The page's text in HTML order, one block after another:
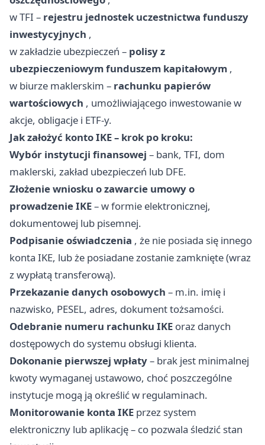
w TFI – rejestru jednostek uczestnictwa funduszy
inwestycyjnych ,
w zakładzie ubezpieczeń – polisy z
ubezpieczeniowym funduszem kapitałowym ,
w biurze maklerskim – rachunku papierów
wartościowych , umożliwiającego inwestowanie w
akcje, obligacje i ETF-y.
Jak założyć konto IKE – krok po kroku:
Wybór instytucji finansowej – bank, TFI, dom
maklerski, zakład ubezpieczeń lub DFE.
Złożenie wniosku o zawarcie umowy o
prowadzenie IKE– w formie elektronicznej,
dokumentowej lub pisemnej.
Podpisanie oświadczenia , że nie posiada się innego
konta IKE, lub że posiadane zostanie zamknięte (wraz
z wypłatą transferową).
Przekazanie danych osobowych – m.in. imię i
nazwisko, PESEL, adres, dokument tożsamości.
Odebranie numeru rachunku IKE oraz danych
dostępowych do systemu obsługi klienta.
Dokonanie pierwszej wpłaty– brak jest minimalnej
kwoty wymaganej ustawowo, choć poszczególne
instytucje mogą ją określić w regulaminach.
Monitorowanie konta IKE przez system
elektroniczny lub aplikację – co pozwala śledzić stan